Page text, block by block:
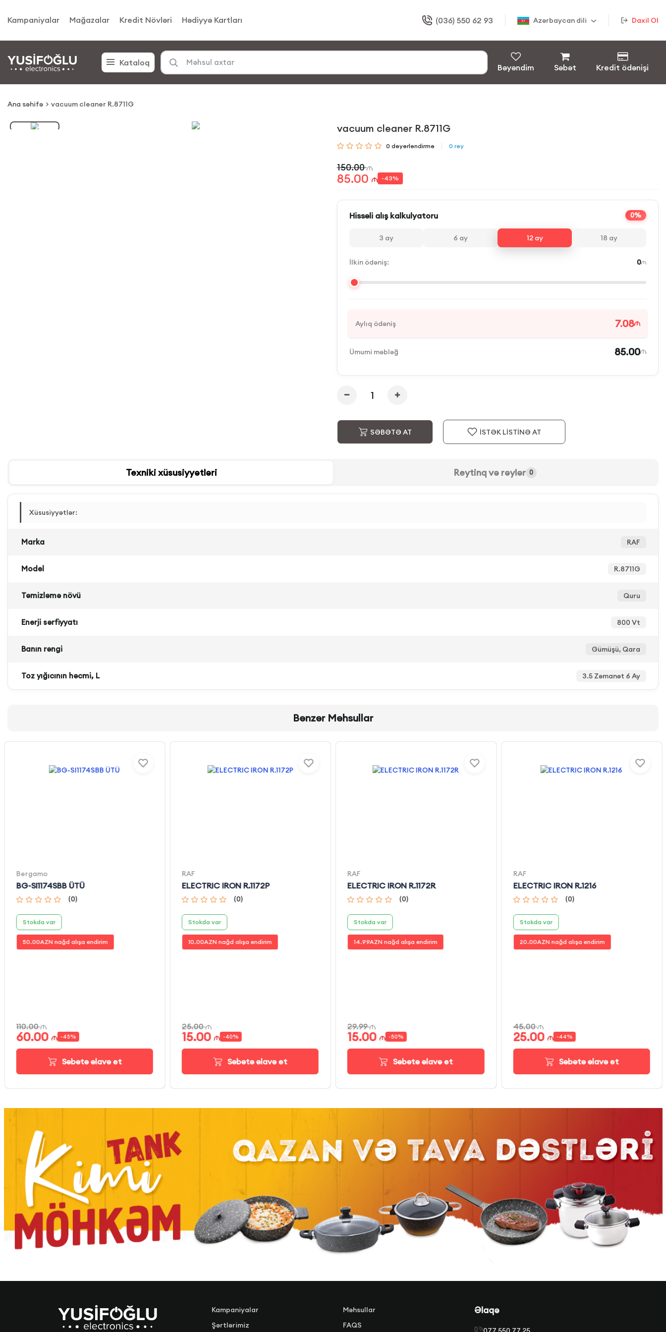
Kampaniyalar Mağazalar Kredit Növləri Hədiyyə Kartları (036) 550 62 93 Azərbaycan dili Daxil Ol
Kataloq Bəyəndim Səbət Kredit ödənişi
Ana səhifə vacuum cleaner R.8711G
vacuum cleaner R.8711G
0 dəyərləndirmə 0 rəy
150.00
85.00 -43%
Hissəli alış kalkulyatoru 0%
3 ay 6 ay 12ay 18 ay
İlkin ödəniş: 0
Aylıq ödəniş 7.08
Ümumi məbləğ 85.00
SƏBƏTƏ AT İSTƏK LİSTİNƏ AT
Texniki xüsusiyyətləri Reytinq və rəylər 0
Xüsusiyyətlər:
Marka RAF
Model R.8711G
Təmizləmə növü Quru
Enerji sərfiyyatı 800 Vt
Banın rəngi Gümüşü, Qara
Toz yığıcının həcmi, L 3.5 Zəmanət 6 Ay
Bənzər Məhsullar
Bergamo
BG-SI1174SBB ÜTÜ
(0)
Stokda var
50.00AZN nağd alışa endirim
110.00
60.00 -45%
Səbətə əlavə et
RAF
ELECTRIC IRON R.1172P
(0)
Stokda var
10.00AZN nağd alışa endirim
25.00
15.00 -40%
Səbətə əlavə et
RAF
ELECTRIC IRON R.1172R
(0)
Stokda var
14.99AZN nağd alışa endirim
29.99
15.00 -50%
Səbətə əlavə et
RAF
ELECTRIC IRON R.1216
(0)
Stokda var
20.00AZN nağd alışa endirim
45.00
25.00 -44%
Səbətə əlavə et
Kampaniyalar
Şərtlərimiz
Məhsullar
FAQS
Əlaqə